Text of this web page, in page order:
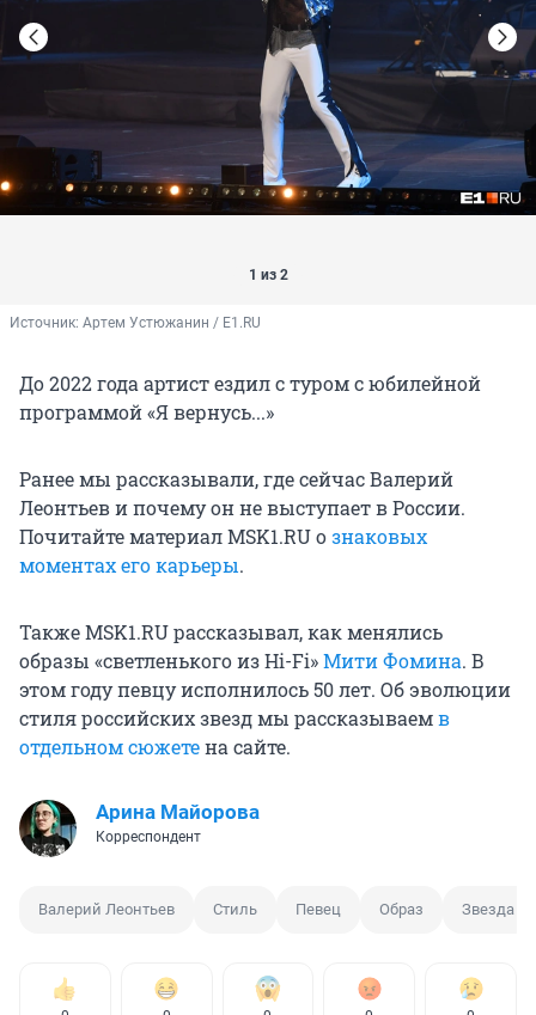
1 из 2
Источник: Артем Устюжанин / E1.RU
До 2022 года артист ездил с туром с юбилейной
программой «Я вернусь...»
Ранее мы рассказывали, где сейчас Валерий
Леонтьев и почему он не выступает в России.
Почитайте материал MSK1.RU ознаковых
моментах его карьеры.
Также MSK1.RU рассказывал, как менялись
образы «светленького из Hi-Fi»Мити Фомина. В
этом году певцу исполнилось 50 лет. Об эволюции
стиля российских звезд мы рассказываемв
отдельном сюжетена сайте.
Арина Майорова
Корреспондент
Валерий Леонтьев Стиль Певец Образ Звезда